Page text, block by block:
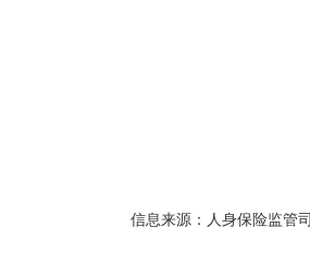
信息来源： 人身保险监管司